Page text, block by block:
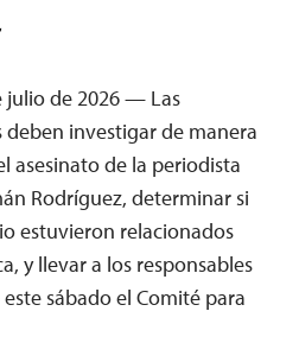
julio de 2026 — Las
investigar de manera
asesinato de la periodista
Rodríguez, determinar si
estuvieron relacionados
y llevar a los responsables
sábado el Comité para